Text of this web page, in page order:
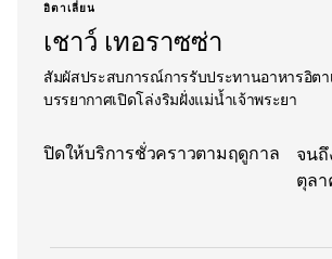
อิตาเลี่ยน
เชาว์ เทอราซซ่า
สัมผัสประสบการณ์การรับประทานอาหารอิตา
บรรยากาศเปิดโล่งริมฝั่งแม่น้ำเจ้าพระยา
ปิดให้บริการชั่วคราวตามฤดูกาล
จนถึ
ตุลา